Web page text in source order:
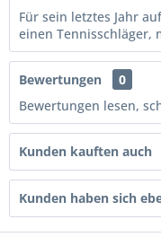
Für sein letztes Jahr
einen Tennisschläger,
Bewertungen
0
Bewertungen lesen,
Kunden kauften auch
Kunden haben sich